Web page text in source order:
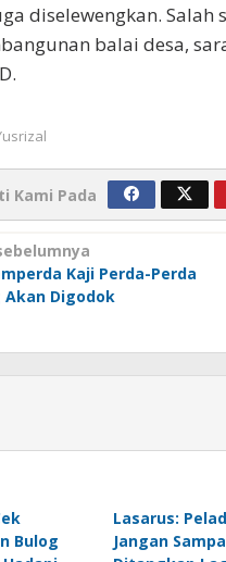
diselewengkan.
balai desa,
Kami Pada
Kaji Perda-Perda
Akan Digodok
Bulog
Lasarus:
Jangan